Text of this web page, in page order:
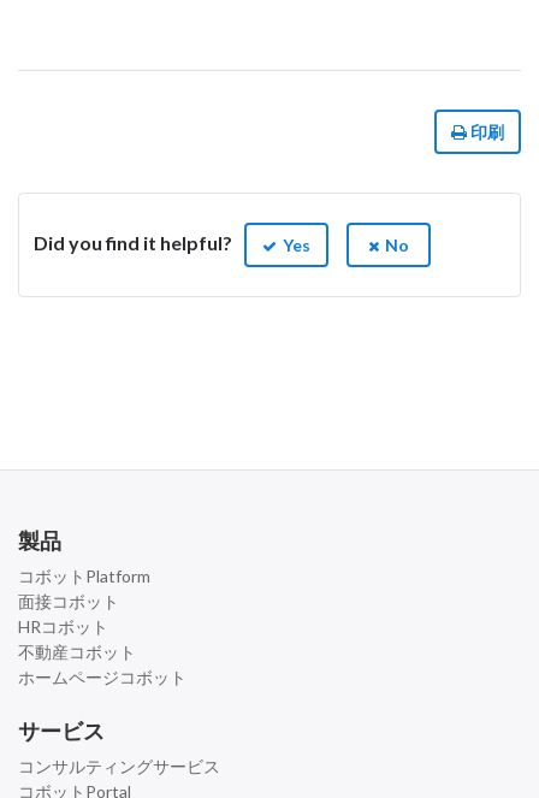
印刷
Did you find it helpful? Yes No
製品
コボットPlatform
面接コボット
HRコボット
不動産コボット
ホームページコボット
サービス
コンサルティングサービス
コボットPortal